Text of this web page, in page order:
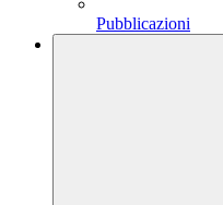
Pubblicazioni